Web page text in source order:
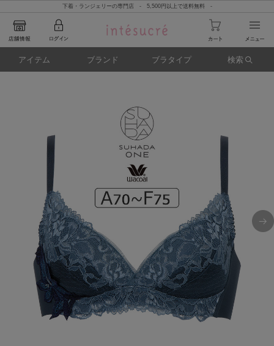
下着・ランジェリーの専門店 - 5,500円以上で送料無料 -
アイテム ブランド ブラタイプ 検索